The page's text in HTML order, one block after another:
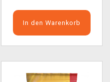
In den Warenkorb